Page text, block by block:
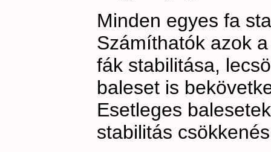
Minden egyes fa
Számíthatók azok
fák stabilitása,
baleset is
Esetleges
stabilitás